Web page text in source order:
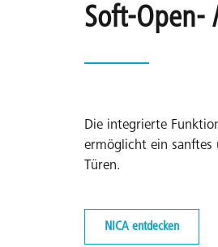
Soft-Open-
Die integrierte
ermöglicht ein sanftes
Türen.
NICA entdecken